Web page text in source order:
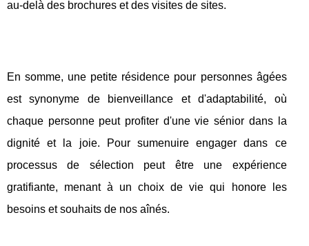
au-delà des brochures et des visites de sites.
En somme, une petite résidence pour personnes âgées
est synonyme de bienveillance et d'adaptabilité, où
chaque personne peut profiter d'une vie sénior dans la
dignité et la joie. Pour sumenuire engager dans ce
processus de sélection peut être une expérience
gratifiante, menant à un choix de vie qui honore les
besoins et souhaits de nos aînés.